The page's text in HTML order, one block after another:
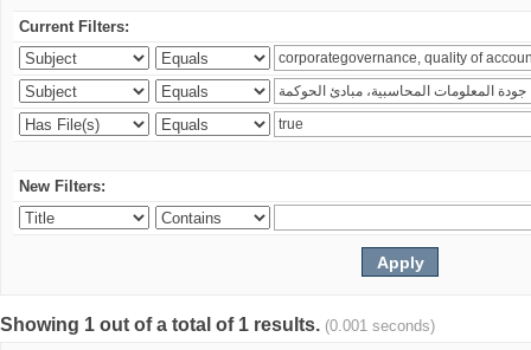
Current Filters:
New Filters:
Showing 1 out of a total of 1 results. (0.001 seconds)